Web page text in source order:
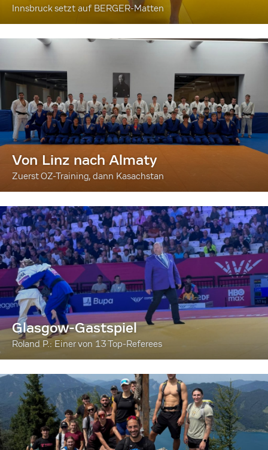
Innsbruck setzt auf BERGER-Matten
Von Linz nach Almaty
Zuerst OZ-Training, dann Kasachstan
Glasgow-Gastspiel
Roland P.: Einer von 13 Top-Referees